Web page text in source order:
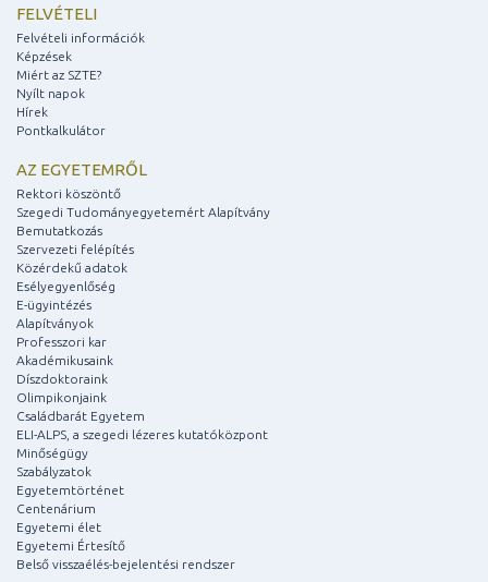
FELVÉTELI
Felvételi információk
Képzések
Miért az SZTE?
Nyílt napok
Hírek
Pontkalkulátor
AZ EGYETEMRŐL
Rektori köszöntő
Szegedi Tudományegyetemért Alapítvány
Bemutatkozás
Szervezeti felépítés
Közérdekű adatok
Esélyegyenlőség
E-ügyintézés
Alapítványok
Professzori kar
Akadémikusaink
Díszdoktoraink
Olimpikonjaink
Családbarát Egyetem
ELI-ALPS, a szegedi lézeres kutatóközpont
Minőségügy
Szabályzatok
Egyetemtörténet
Centenárium
Egyetemi élet
Egyetemi Értesítő
Belső visszaélés-bejelentési rendszer